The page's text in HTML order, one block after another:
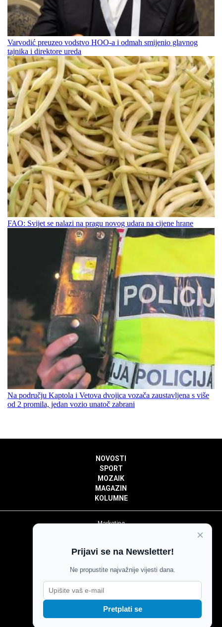
Varvodić preuzeo vodstvo HOO-a i odmah smijenio glavnog
tajnika i direktore ureda
FAO: Svijet se nalazi na pragu novog udara na cijene hrane
Na području Kaptola i Vetova dvojica vozača zaustavljena s više
od 2 promila, jedan vozio unatoč zabrani
NOVOSTI
SPORT
MOZAIK
MAGAZIN
KOLUMNE
Marketing
Impressum
Pravila komentiranja
Agroglas
×
Prijavi se na Newsletter!
Ne propustite najvažnije vijesti dana.
Pretplati se